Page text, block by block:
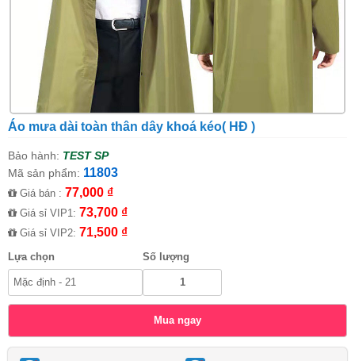
Áo mưa dài toàn thân dây khoá kéo( HĐ )
Bảo hành: TEST SP
Mã sản phẩm: 11803
Giá bán : 77,000 ₫
Giá sỉ VIP1: 73,700 ₫
Giá sỉ VIP2: 71,500 ₫
Lựa chọn Số lượng